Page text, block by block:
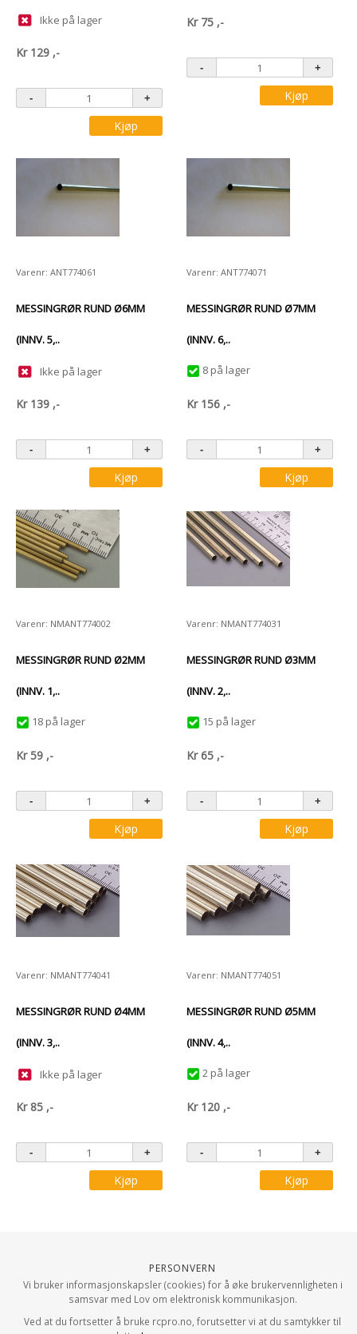
Ikke på lager
Kr 129 ,-
Kjøp
Kr 75 ,-
Kjøp
Varenr: ANT774061
MESSINGRØR RUND Ø6MM
(INNV. 5,..
Ikke på lager
Kr 139 ,-
Kjøp
Varenr: ANT774071
MESSINGRØR RUND Ø7MM
(INNV. 6,..
8 på lager
Kr 156 ,-
Kjøp
Varenr: NMANT774002
MESSINGRØR RUND Ø2MM
(INNV. 1,..
18 på lager
Kr59 ,-
Kjøp
Varenr: NMANT774031
MESSINGRØR RUND Ø3MM
(INNV. 2,..
15 på lager
Kr65 ,-
Kjøp
Varenr: NMANT774041
MESSINGRØR RUND Ø4MM
(INNV. 3,..
Ikke på lager
Kr 85 ,-
Kjøp
Varenr: NMANT774051
MESSINGRØR RUND Ø5MM
(INNV. 4,..
2 på lager
Kr 120 ,-
Kjøp
Personvern
Vi bruker informasjonskapsler (cookies) for å øke brukervennligheten i
samsvar med Lov om elektronisk kommunikasjon.
Ved at du fortsetter å bruke rcpro.no, forutsetter vi at du samtykker til